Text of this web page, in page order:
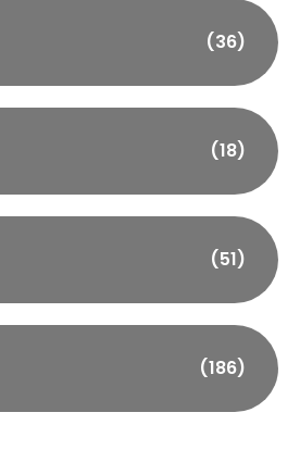
(36)
(18)
(51)
(186)